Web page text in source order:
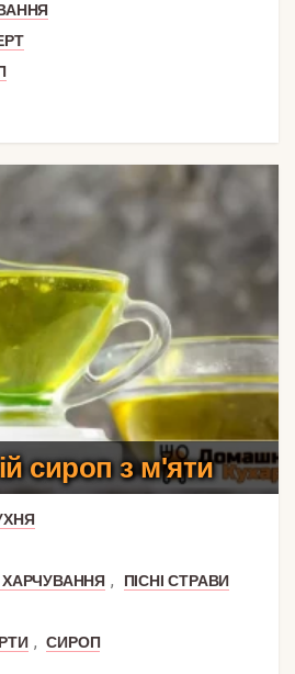
сироп з м'яти
ХАРЧУВАННЯ ,
ПІСНІ СТРАВИ
, СИРОП